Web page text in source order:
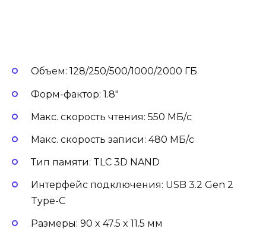
Объем: 128/250/500/1000/2000 ГБ
Форм-фактор: 1.8″
Макс. скорость чтения: 550 МБ/с
Макс. скорость записи: 480 МБ/с
Тип памяти: TLC 3D NAND
Интерфейс подключения: USB 3.2 Gen 2
Type-C
Размеры: 90 x 47.5 x 11.5 мм